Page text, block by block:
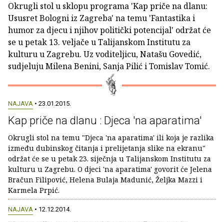
Okrugli stol u sklopu programa 'Kap priče na dlanu:
Ususret Bologni iz Zagreba' na temu 'Fantastika i
humor za djecu i njihov politički potencijal' održat će
se u petak 13. veljače u Talijanskom Institutu za
kulturu u Zagrebu. Uz voditeljicu, Natašu Govedić,
sudjeluju Milena Benini, Sanja Pilić i Tomislav Tomić.
NAJAVA • 23.01.2015.
Kap priče na dlanu : Djeca 'na aparatima'
Okrugli stol na temu "Djeca 'na aparatima' ili koja je razlika
između dubinskog čitanja i prelijetanja slike na ekranu"
održat će se u petak 23. siječnja u Talijanskom Institutu za
kulturu u Zagrebu. O djeci 'na aparatima' govorit će Jelena
Bračun Filipović, Helena Bulaja Madunić, Željka Mazzi i
Karmela Prpić.
NAJAVA • 12.12.2014.